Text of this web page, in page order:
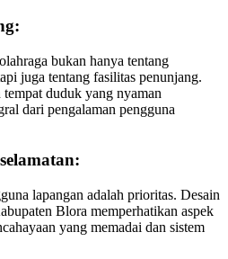
bukan hanya tentang
juga tentang fasilitas penunjang.
duduk yang nyaman
dari pengalaman pengguna
lapangan adalah prioritas. Desain
Blora memperhatikan aspek
yang memadai dan sistem